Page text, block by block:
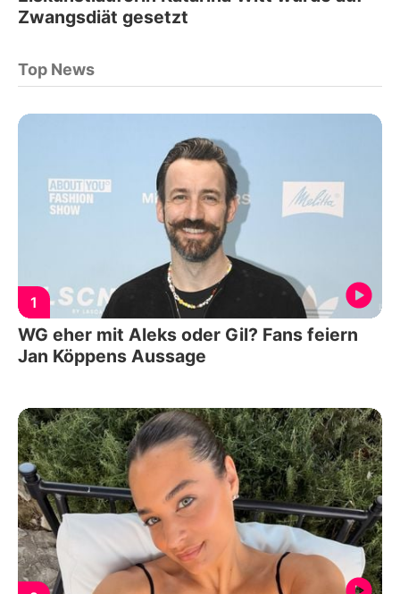
Zwangsdiät gesetzt
Top News
1
WG eher mit Aleks oder Gil? Fans feiern
Jan Köppens Aussage